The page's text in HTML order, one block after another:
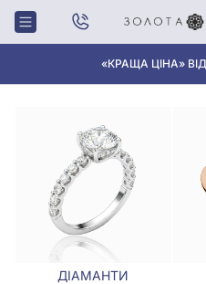
«КРАЩА ЦІНА»
Головна Каблучки
ДІАМАНТИ